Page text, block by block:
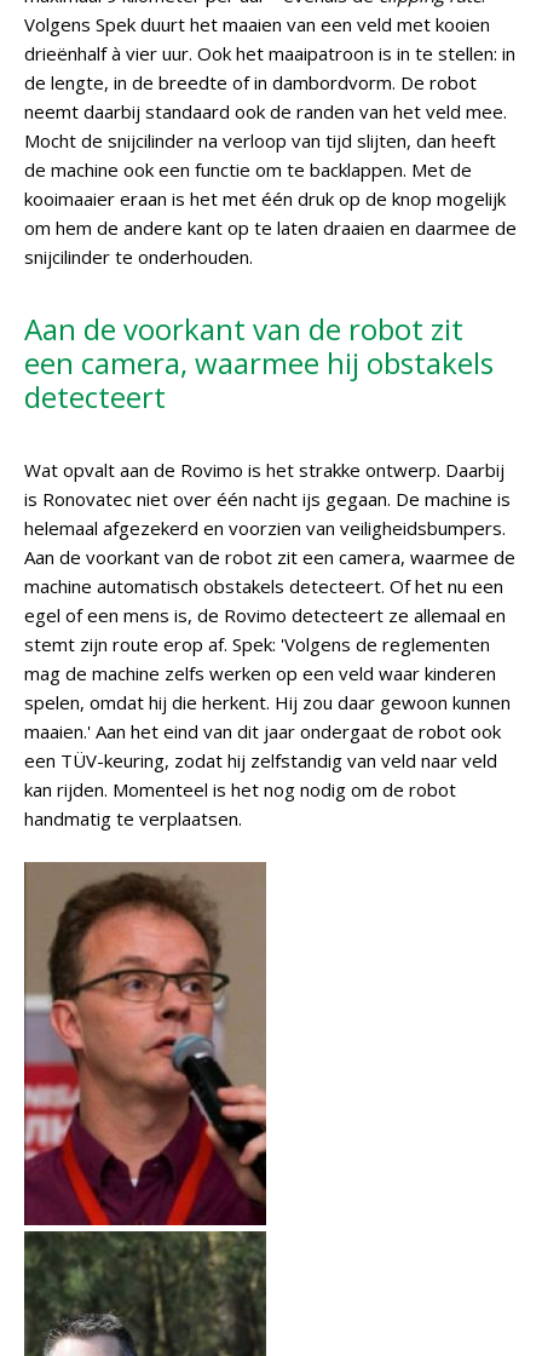
Volgens Spek duurt het maaien van een veld met kooien
drieënhalf à vier uur. Ook het maaipatroon is in te stellen: in
de lengte, in de breedte of in dambordvorm. De robot
neemt daarbij standaard ook de randen van het veld mee.
Mocht de snijcilinder na verloop van tijd slijten, dan heeft
de machine ook een functie om te backlappen. Met de
kooimaaier eraan is het met één druk op de knop mogelijk
om hem de andere kant op te laten draaien en daarmee de
snijcilinder te onderhouden.
Aan de voorkant van de robot zit
een camera, waarmee hij obstakels
detecteert
Wat opvalt aan de Rovimo is het strakke ontwerp. Daarbij
is Ronovatec niet over één nacht ijs gegaan. De machine is
helemaal afgezekerd en voorzien van veiligheidsbumpers.
Aan de voorkant van de robot zit een camera, waarmee de
machine automatisch obstakels detecteert. Of het nu een
egel of een mens is, de Rovimo detecteert ze allemaal en
stemt zijn route erop af. Spek: 'Volgens de reglementen
mag de machine zelfs werken op een veld waar kinderen
spelen, omdat hij die herkent. Hij zou daar gewoon kunnen
maaien.' Aan het eind van dit jaar ondergaat de robot ook
een TÜV-keuring, zodat hij zelfstandig van veld naar veld
kan rijden. Momenteel is het nog nodig om de robot
handmatig te verplaatsen.